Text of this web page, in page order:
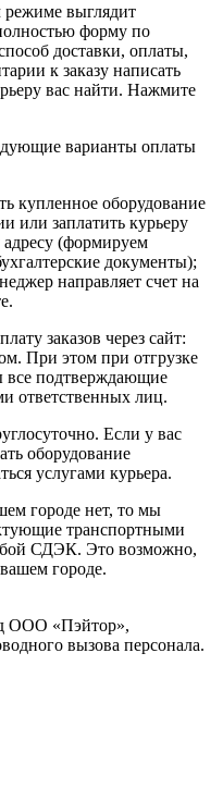
режиме выглядит
форму по
доставки, оплаты,
к заказу написать
вас найти. Нажмите
варианты оплаты
купленное оборудование
или заплатить курьеру
адресу (формируем
документы);
направляет счет на
заказов через сайт:
При этом при отгрузке
все подтверждающие
ответственных лиц.
Если у вас
оборудование
услугами курьера.
городе нет, то мы
транспортными
СДЭК. Это возможно,
городе.
ООО «Пэйтор»,
вызова персонала.